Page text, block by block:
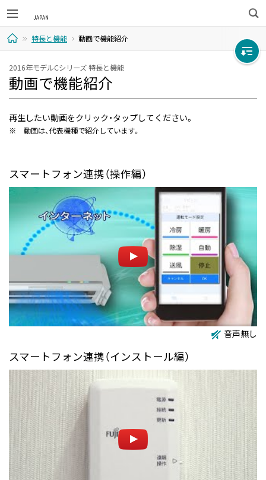
検
索
ー
特長と機能 動画で機能紹介
2016年モデルCシリーズ 特長と機能
動画で機能紹介
再生したい動画をクリック・タップしてください。
※ 動画は、代表機種で紹介しています。
スマートフォン連携（操作編）
音声無し
スマートフォン連携（インストール編）